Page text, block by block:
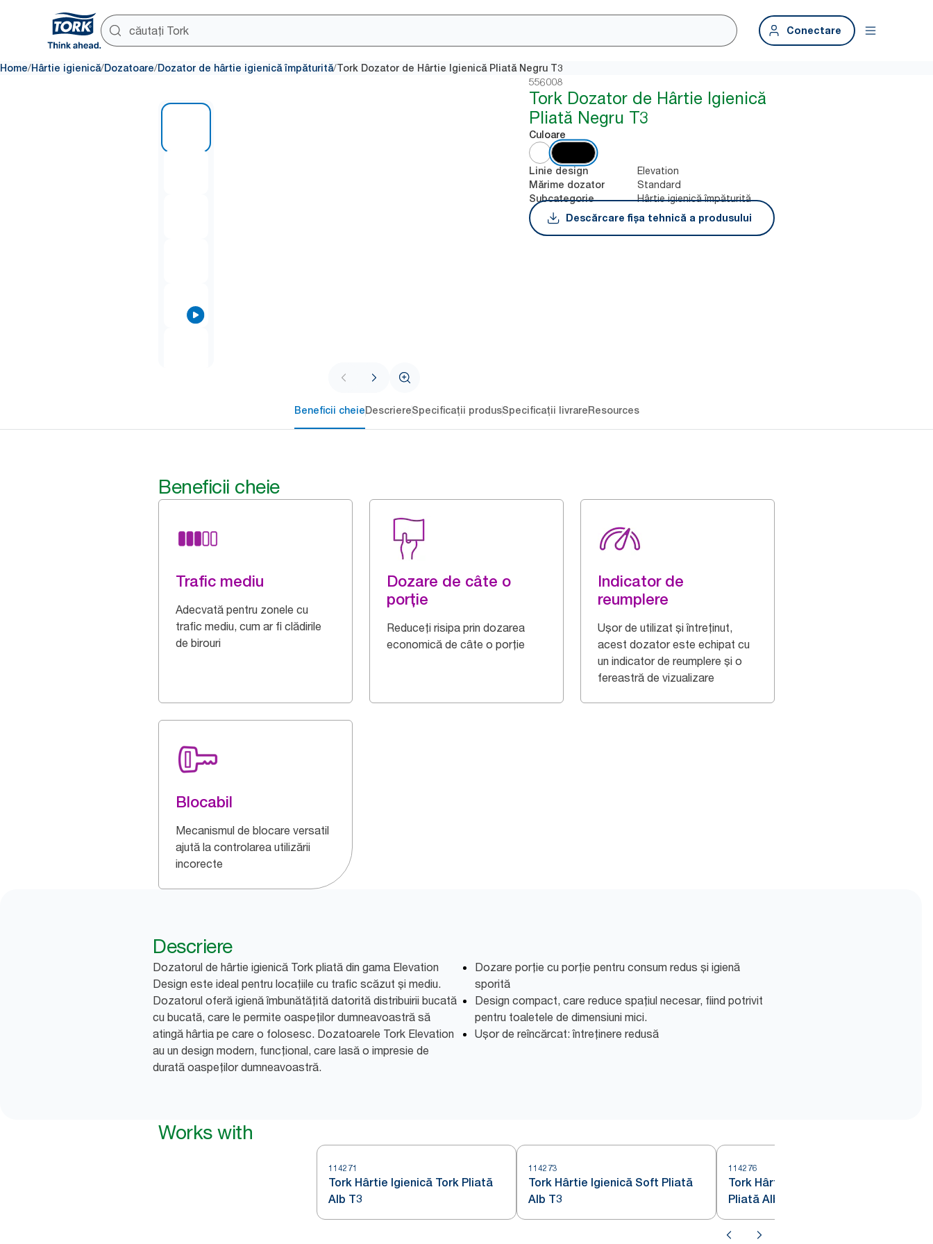
Conectare
Home/Hârtie igienică/Dozatoare/Dozator de hârtie igienică împăturită/Tork Dozator de Hârtie Igienică Pliată Negru T3
556008
Tork Dozator de Hârtie Igienică
Pliată Negru T3
Culoare
Linie design Elevation
Mărime dozator Standard
Subcategorie
Hârtie igienică împăturită
Descărcare fișa tehnică a produsului
Beneficii cheieDescriereSpecificații produsSpecificații livrareResources
Beneficii cheie
Trafic mediu
Adecvată pentru zonele cu
trafic mediu, cum ar fi clădirile
de birouri
Dozare de câte o
porție
Reduceți risipa prin dozarea
economică de câte o porție
Indicator de
reumplere
Ușor de utilizat și întreținut,
acest dozator este echipat cu
un indicator de reumplere și o
fereastră de vizualizare
Blocabil
Mecanismul de blocare versatil
ajută la controlarea utilizării
incorecte
Descriere
Dozatorul de hârtie igienică Tork pliată din gama Elevation
Design este ideal pentru locațiile cu trafic scăzut și mediu.
Dozatorul oferă igienă îmbunătățită datorită distribuirii bucată
cu bucată, care le permite oaspeților dumneavoastră să
atingă hârtia pe care o folosesc. Dozatoarele Tork Elevation
au un design modern, funcțional, care lasă o impresie de
durată oaspeților dumneavoastră.
Dozare porție cu porție pentru consum redus și igienă
sporită
Design compact, care reduce spațiul necesar, fiind potrivit
pentru toaletele de dimensiuni mici.
Ușor de reîncărcat: întreținere redusă
Works with
114271
Tork Hârtie Igienică Tork Pliată
Alb T3
114273
Tork Hârtie Igienică Soft Pliată
Alb T3
114276
Tork Hârtie Igienică Extra Soft
Pliată Alb T3